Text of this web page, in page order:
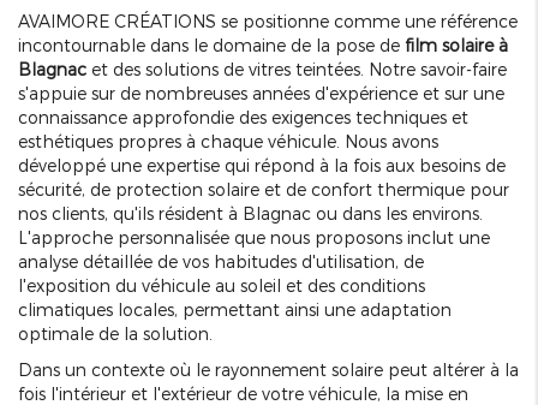
AVAIMORE CRÉATIONS se positionne comme une référence
incontournable dans le domaine de la pose de film solaire à
Blagnac et des solutions de vitres teintées. Notre savoir-faire
s'appuie sur de nombreuses années d'expérience et sur une
connaissance approfondie des exigences techniques et
esthétiques propres à chaque véhicule. Nous avons
développé une expertise qui répond à la fois aux besoins de
sécurité, de protection solaire et de confort thermique pour
nos clients, qu'ils résident à Blagnac ou dans les environs.
L'approche personnalisée que nous proposons inclut une
analyse détaillée de vos habitudes d'utilisation, de
l'exposition du véhicule au soleil et des conditions
climatiques locales, permettant ainsi une adaptation
optimale de la solution.
Dans un contexte où le rayonnement solaire peut altérer à la
fois l'intérieur et l'extérieur de votre véhicule, la mise en